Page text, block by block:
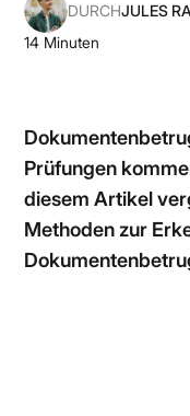
DURCHJULES
14 Minuten
Prüfungen
diesem Artikel
Methoden zur